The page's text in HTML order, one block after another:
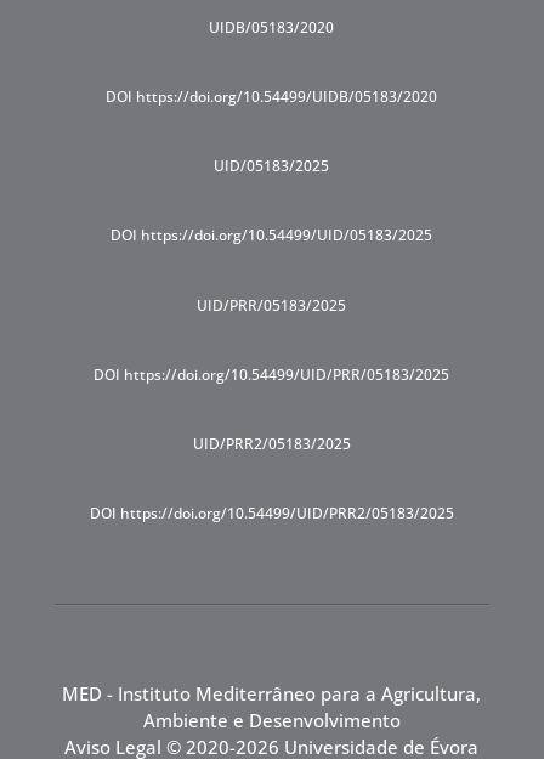
UIDB/05183/2020
DOI https://doi.org/10.54499/UIDB/05183/2020
UID/05183/2025
DOI https://doi.org/10.54499/UID/05183/2025
UID/PRR/05183/2025
DOI https://doi.org/10.54499/UID/PRR/05183/2025
UID/PRR2/05183/2025
DOI https://doi.org/10.54499/UID/PRR2/05183/2025
MED - Instituto Mediterrâneo para a Agricultura,
Ambiente e Desenvolvimento
Aviso Legal © 2020-2026 Universidade de Évora